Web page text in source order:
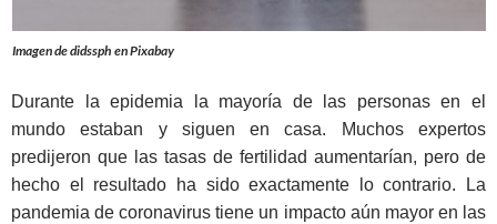
Imagen de didssph en Pixabay
Durante la epidemia la mayoría de las personas en el
mundo estaban y siguen en casa. Muchos expertos
predijeron que las tasas de fertilidad aumentarían, pero de
hecho el resultado ha sido exactamente lo contrario. La
pandemia de coronavirus tiene un impacto aún mayor en las